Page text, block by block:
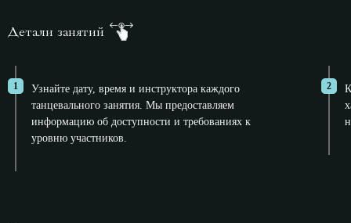
Детали занятий
1
Узнайте дату, время и инструктора каждого
танцевального занятия. Мы предоставляем
информацию об доступности и требованиях к
уровню участников.
2